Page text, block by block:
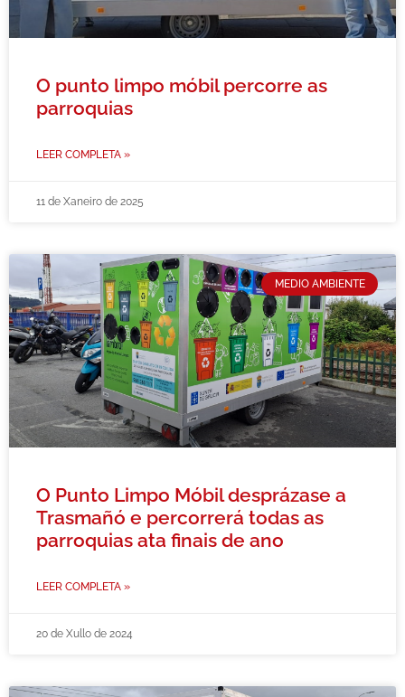
O punto limpo móbil percorre as
parroquias
LEER COMPLETA »
11 de Xaneiro de 2025
MEDIO AMBIENTE
O Punto Limpo Móbil desprázase a
Trasmañó e percorrerá todas as
parroquias ata finais de ano
LEER COMPLETA »
20 de Xullo de 2024